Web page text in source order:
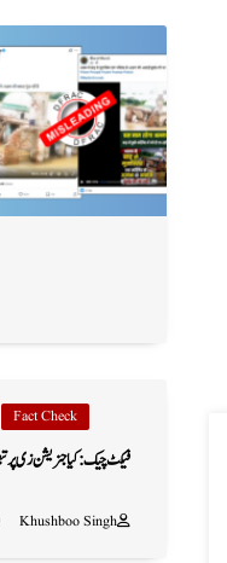
Fact Check
فیکٹ چیک: کیا جنریشن زی پر
Khushboo Singh